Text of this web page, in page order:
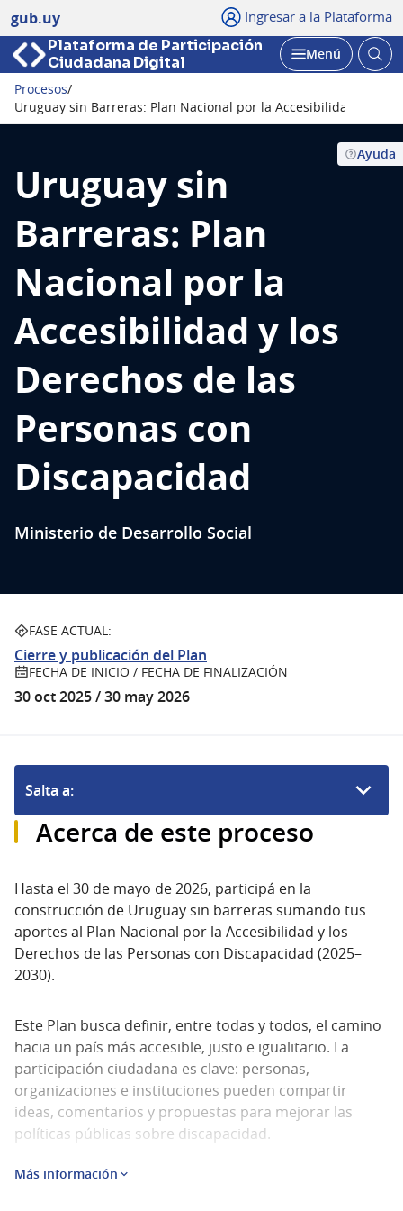
gub.uy Ingresar a la Plataforma
Plataforma de Participación
Ciudadana Digital
Abrir
Menú
Procesos/
Uruguay sin Barreras: Plan Nacional por la Accesibilidad y los
Ayuda
Uruguay sin
Barreras: Plan
Nacional por la
Accesibilidad y los
Derechos de las
Personas con
Discapacidad
Ministerio de Desarrollo Social
FASE ACTUAL:
Cierre y publicación del Plan
FECHA DE INICIO / FECHA DE FINALIZACIÓN
30 oct 2025 / 30 may 2026
Acerca de este proceso
Hasta el 30 de mayo de 2026, participá en la
construcción de Uruguay sin barreras sumando tus
aportes al Plan Nacional por la Accesibilidad y los
Derechos de las Personas con Discapacidad (2025–
2030).
Este Plan busca definir, entre todas y todos, el camino
hacia un país más accesible, justo e igualitario. La
participación ciudadana es clave: personas,
organizaciones e instituciones pueden compartir
ideas, comentarios y propuestas para mejorar las
políticas públicas sobre discapacidad.
Quiénes pueden
Más información
Salta a: